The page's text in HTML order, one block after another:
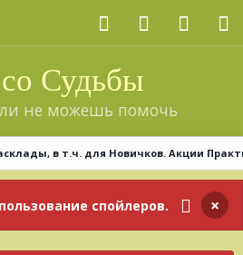
Судьбы
не можешь помочь
в т.ч. для Новичков. Акции
спойлеров. ×